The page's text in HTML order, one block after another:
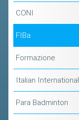
CONI
FIBa
Formazione
Italian International
Para Badminton